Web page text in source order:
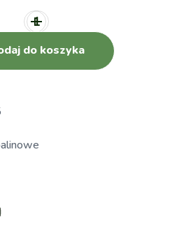
do koszyka